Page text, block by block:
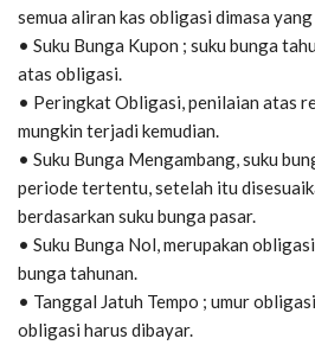
semua aliran kas obligasi dimasa
• Suku Bunga Kupon ; suku bunga
atas obligasi.
• Peringkat Obligasi, penilaian atas
mungkin terjadi kemudian.
• Suku Bunga Mengambang, suku
periode tertentu, setelah itu
berdasarkan suku bunga pasar.
• Suku Bunga Nol, merupakan
bunga tahunan.
• Tanggal Jatuh Tempo ; umur
obligasi harus dibayar.